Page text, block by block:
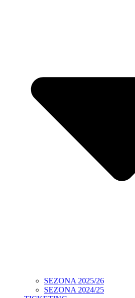
SEZONA 2025/26
SEZONA 2024/25